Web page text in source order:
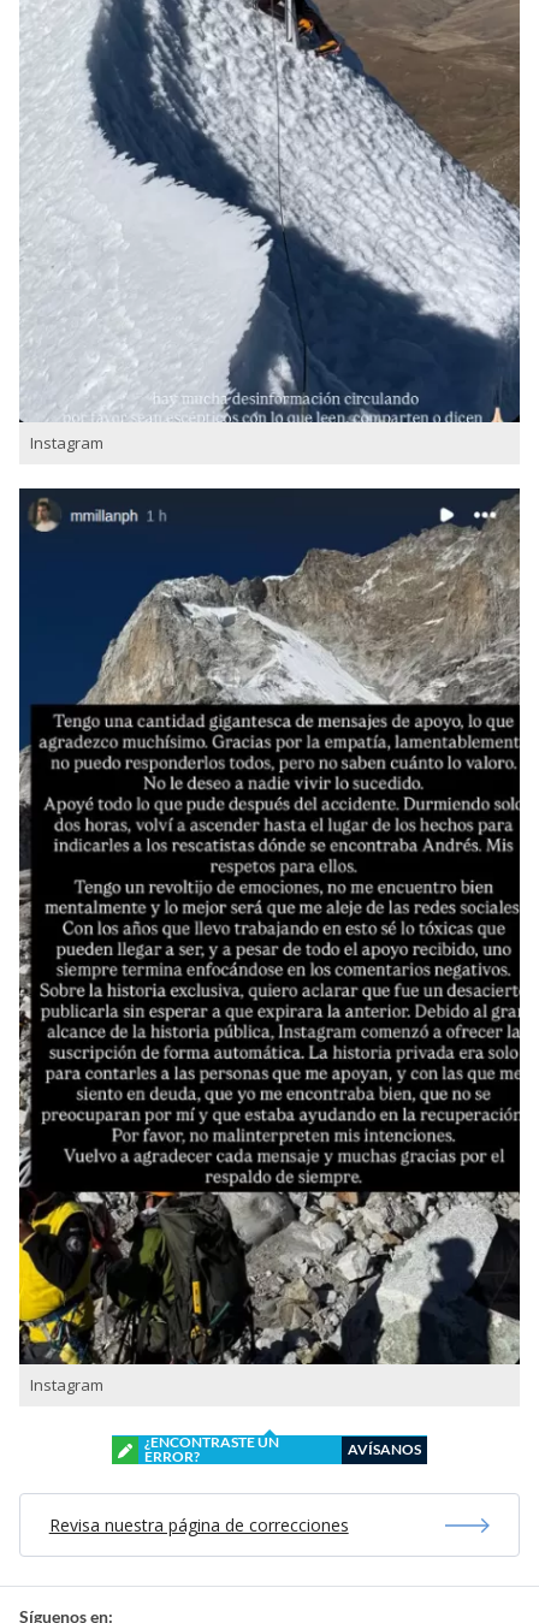
Instagram
Instagram
¿ENCONTRASTE UN
ERROR?
AVÍSANOS
Revisa nuestra página de correcciones
Síguenos en: